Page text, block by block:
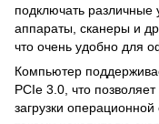
подключать различные
аппараты, сканеры и
что очень удобно для
Компьютер
PCIe 3.0, что
загрузки